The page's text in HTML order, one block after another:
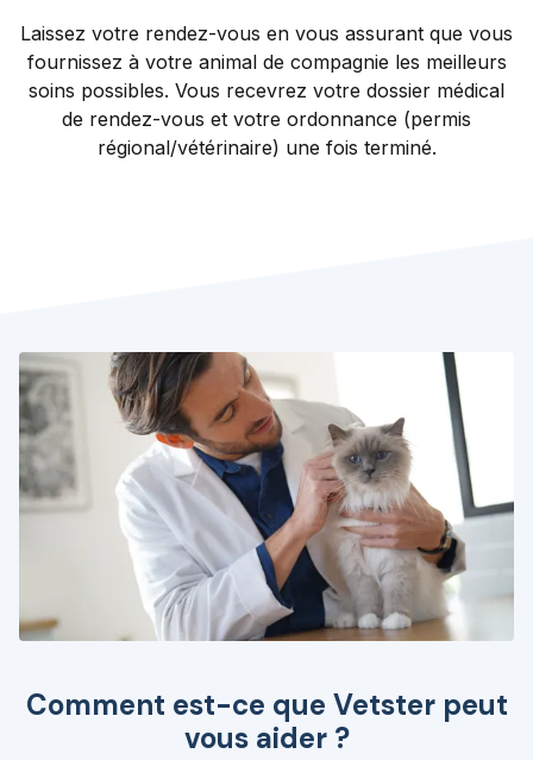
Laissez votre rendez-vous en vous assurant que vous
fournissez à votre animal de compagnie les meilleurs
soins possibles. Vous recevrez votre dossier médical
de rendez-vous et votre ordonnance (permis
régional/vétérinaire) une fois terminé.
Comment est-ce que Vetster peut
vous aider ?